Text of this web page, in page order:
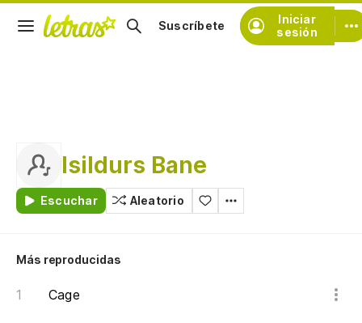
Iniciar
sesión
Suscríbete
Isildurs Bane
Escuchar Aleatorio
Más reproducidas
Cage